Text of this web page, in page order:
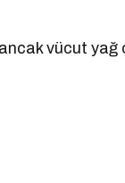
vücut